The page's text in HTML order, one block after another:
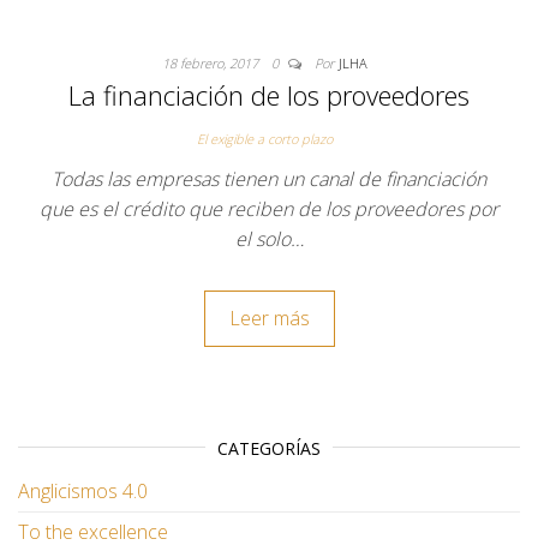
18 febrero, 2017 0 Por JLHA
La financiación de los proveedores
El exigible a corto plazo
Todas las empresas tienen un canal de financiación
que es el crédito que reciben de los proveedores por
el solo…
Leer más
CATEGORÍAS
Anglicismos 4.0
To the excellence